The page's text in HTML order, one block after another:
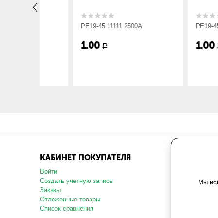
Габарит ШхВхГ, мм:
РЕ19-45 11111 2500А РЕ19-45 11160
КАБИНЕТ ПОКУПАТЕЛЯ
Войти
Создать учетную запись
Заказы
Отложенные товары
Список сравнения
Карта
Мы